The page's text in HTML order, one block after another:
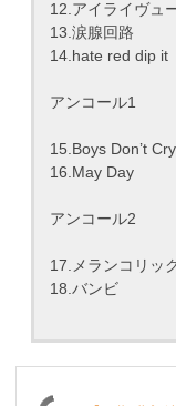
12.アイライヴュ
13.涙腺回路
14.hate red dip it
アンコール1
15.Boys Don’t
16.May Day
アンコール2
17.メランコリッ
18.バンビ